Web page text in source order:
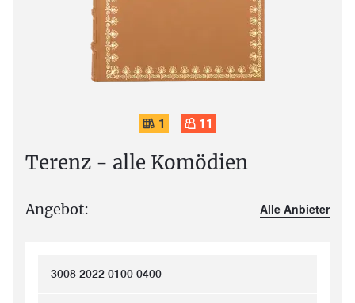
1 11
Terenz - alle Komödien
Angebot: Alle Anbieter
3008 2022 0100 0400